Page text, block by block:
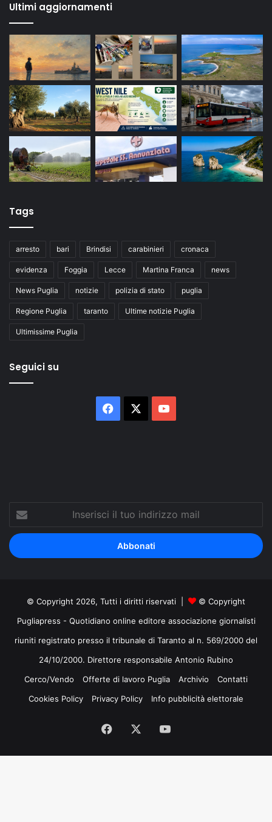
Ultimi aggiornamenti
Tags
arresto bari Brindisi carabinieri cronaca
evidenza Foggia Lecce Martina Franca news
News Puglia notizie polizia di stato puglia
Regione Puglia taranto Ultime notizie Puglia
Ultimissime Puglia
Seguici su
Facebook
Inserisci
tuo
indirizzo
mail
© Copyright 2026, Tutti i diritti riservati |
© Copyright
Pugliapress - Quotidiano online editore associazione giornalisti
riuniti registrato presso il tribunale di Taranto al n. 569/2000 del
24/10/2000. Direttore responsabile Antonio Rubino
Cerco/Vendo
Offerte di lavoro Puglia Archivio
Contatti
Cookies Policy
Privacy Policy Info pubblicità elettorale
Facebook
Tube